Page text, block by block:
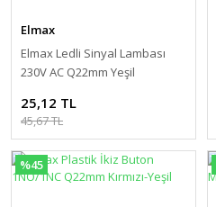
Elmax
Elmax Ledli Sinyal Lambası
230V AC Q22mm Yeşil
25,12 TL
45,67 TL
%45